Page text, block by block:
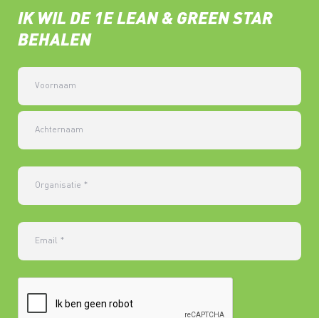
IK WIL DE 1E LEAN & GREEN STAR
BEHALEN
Voornaam
Achternaam
Organisatie *
Email *